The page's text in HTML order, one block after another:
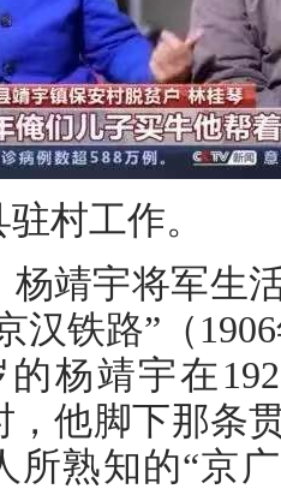
村工作。
杨靖宇将军生
汉铁路”（
的杨靖宇在
，他脚下那条
所熟知的“京